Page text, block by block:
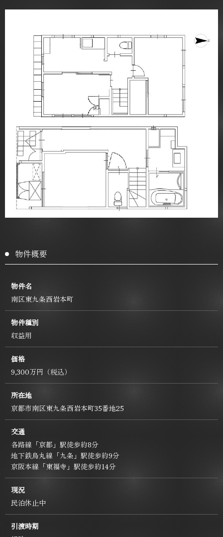
物件概要
物件名
南区東九条西岩本町
物件種別
収益用
価格
9,300万円（税込）
所在地
京都市南区東九条西岩本町35番地25
交通
各路線「京都」駅徒歩約8分
地下鉄烏丸線「九条」駅徒歩約9分
京阪本線「東福寺」駅徒歩約14分
現況
民泊休止中
引渡時期